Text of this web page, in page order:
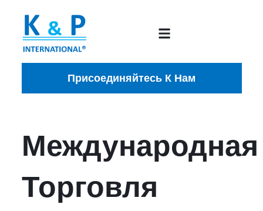
Присоединяйтесь К Нам
Международная
Торговля